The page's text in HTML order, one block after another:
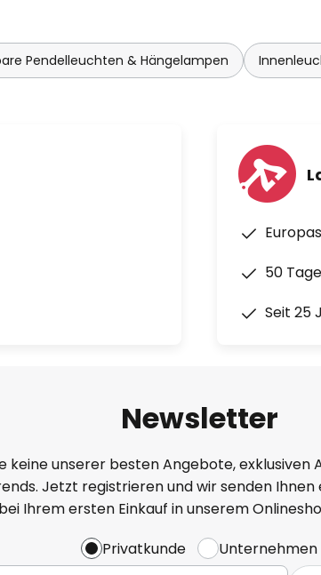
Pendelleuchten & Hängelampen
50
Seit 25
Newsletter
keine unserer besten Angebote, exklusiven
Jetzt registrieren und wir senden Ihnen
Ihrem ersten Einkauf in unserem
Privatkunde
Unternehmen